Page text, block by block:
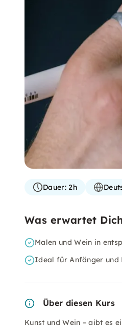
Dauer:2h
Was erwartet
Malen und Wein in
Ideal für Anfänger und
Über diesen Kurs
Kunst und Wein – gibt es